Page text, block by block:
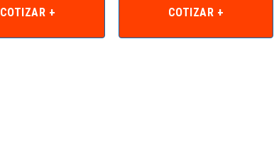
COTIZAR + COTIZAR +